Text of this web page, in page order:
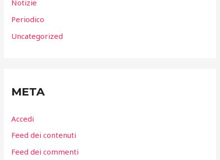
Notizie
Periodico
Uncategorized
META
Accedi
Feed dei contenuti
Feed dei commenti